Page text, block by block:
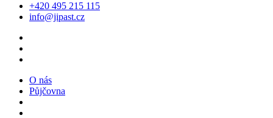
+420 495 215 115
info@jipast.cz
O nás
Půjčovna